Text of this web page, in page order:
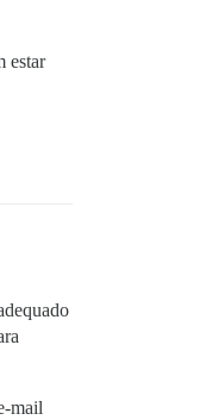
estar
mail